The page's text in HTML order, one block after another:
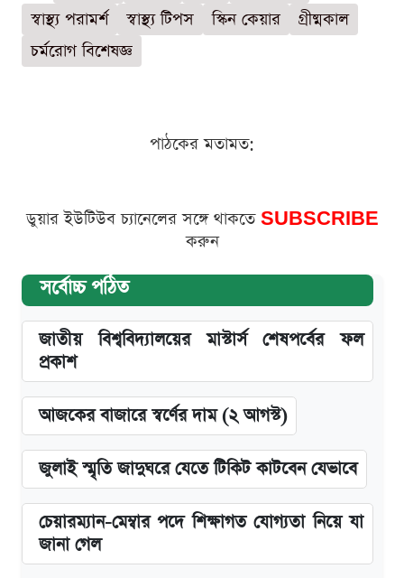
স্বাস্থ্য পরামর্শ
স্বাস্থ্য টিপস স্কিন কেয়ার
গ্রীষ্মকাল
চর্মরোগ বিশেষজ্ঞ
পাঠকের মতামত:
ডুয়ার ইউটিউব চ্যানেলের সঙ্গে থাকতে SUBSCRIBE
করুন
সর্বোচ্চ পঠিত
জাতীয় বিশ্ববিদ্যালয়ের মাস্টার্স শেষপর্বের ফল
প্রকাশ
আজকের বাজারে স্বর্ণের দাম (২ আগস্ট)
জুলাই স্মৃতি জাদুঘরে যেতে টিকিট কাটবেন যেভাবে
চেয়ারম্যান-মেম্বার পদে শিক্ষাগত যোগ্যতা নিয়ে যা
জানা গেল